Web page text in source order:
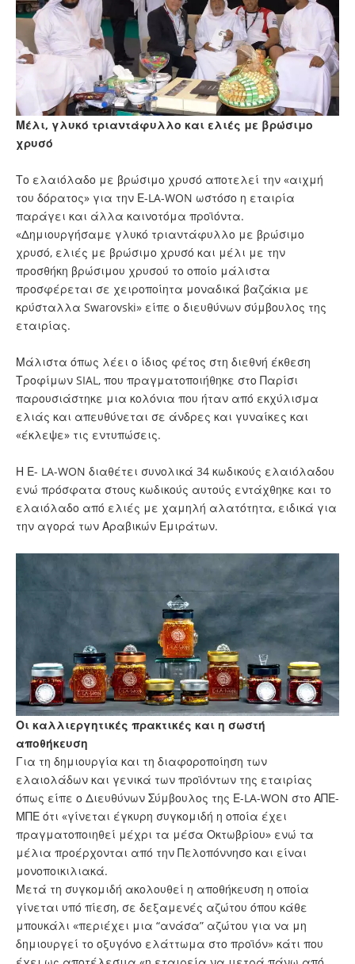
Μέλι, γλυκό τριαντάφυλλο και ελιές με βρώσιμο
χρυσό
Το ελαιόλαδο με βρώσιμο χρυσό αποτελεί την «αιχμή
του δόρατος» για την Ε-LA-WON ωστόσο η εταιρία
παράγει και άλλα καινοτόμα προϊόντα.
«Δημιουργήσαμε γλυκό τριαντάφυλλο με βρώσιμο
χρυσό, ελιές με βρώσιμο χρυσό και μέλι με την
προσθήκη βρώσιμου χρυσού το οποίο μάλιστα
προσφέρεται σε χειροποίητα μοναδικά βαζάκια με
κρύσταλλα Swarovski» είπε ο διευθύνων σύμβουλος της
εταιρίας.
Μάλιστα όπως λέει ο ίδιος φέτος στη διεθνή έκθεση
Τροφίμων SIAL, που πραγματοποιήθηκε στο Παρίσι
παρουσιάστηκε μια κολόνια που ήταν από εκχύλισμα
ελιάς και απευθύνεται σε άνδρες και γυναίκες και
«έκλεψε» τις εντυπώσεις.
Η Ε- LA-WON διαθέτει συνολικά 34 κωδικούς ελαιόλαδου
ενώ πρόσφατα στους κωδικούς αυτούς εντάχθηκε και το
ελαιόλαδο από ελιές με χαμηλή αλατότητα, ειδικά για
την αγορά των Αραβικών Εμιράτων.
Οι καλλιεργητικές πρακτικές και η σωστή
αποθήκευση
Για τη δημιουργία και τη διαφοροποίηση των
ελαιολάδων και γενικά των προϊόντων της εταιρίας
όπως είπε ο Διευθύνων Σύμβουλος της Ε-LA-WON στο ΑΠΕ-
ΜΠΕ ότι «γίνεται έγκυρη συγκομιδή η οποία έχει
πραγματοποιηθεί μέχρι τα μέσα Οκτωβρίου» ενώ τα
μέλια προέρχονται από την Πελοπόννησο και είναι
μονοποικιλιακά.
Μετά τη συγκομιδή ακολουθεί η αποθήκευση η οποία
γίνεται υπό πίεση, σε δεξαμενές αζώτου όπου κάθε
μπουκάλι «περιέχει μια “ανάσα” αζώτου για να μη
δημιουργεί το οξυγόνο ελάττωμα στο προϊόν» κάτι που